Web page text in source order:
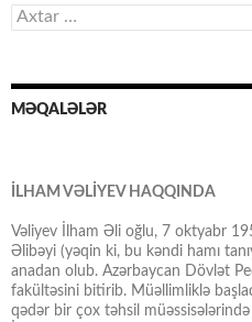
Axtarış:
MƏQALƏLƏR
İLHAM VƏLİYEV HAQQINDA
Vəliyev İlham Əli oğlu, 7 oktyabr
Əlibəyi (yəqin ki, bu kəndi hamı
anadan olub. Azərbaycan Dövlət
fakültəsini bitirib. Müəllimliklə
qədər bir çox təhsil müəssisələrində